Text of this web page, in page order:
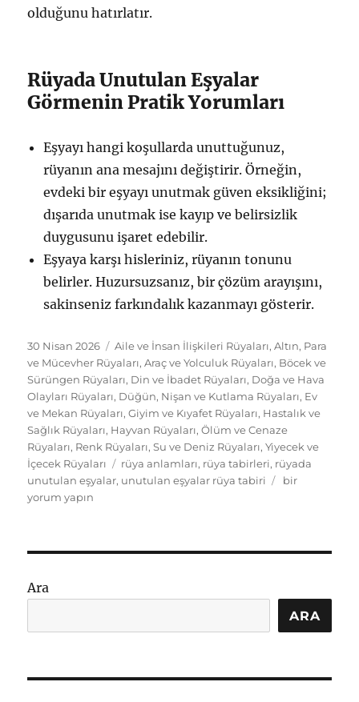
olduğunu hatırlatır.
Rüyada Unutulan Eşyalar
Görmenin Pratik Yorumları
Eşyayı hangi koşullarda unuttuğunuz,
rüyanın ana mesajını değiştirir. Örneğin,
evdeki bir eşyayı unutmak güven eksikliğini;
dışarıda unutmak ise kayıp ve belirsizlik
duygusunu işaret edebilir.
Eşyaya karşı hisleriniz, rüyanın tonunu
belirler. Huzursuzsanız, bir çözüm arayışını,
sakinseniz farkındalık kazanmayı gösterir.
Yayın
tarihi
30 Nisan 2026 Kategoriler
Aile ve İnsan İlişkileri Rüyaları,Altın, Para
ve Mücevher Rüyaları,Araç ve Yolculuk Rüyaları, Böcek ve
Sürüngen Rüyaları, Din ve İbadet Rüyaları, Doğa ve Hava
Olayları Rüyaları, Düğün, Nişan ve Kutlama Rüyaları, Ev
ve Mekan Rüyaları,Giyim ve Kıyafet Rüyaları, Hastalık ve
Sağlık Rüyaları, Hayvan Rüyaları,Ölüm ve Cenaze
Rüyaları, Renk Rüyaları,Su ve Deniz Rüyaları,Yiyecek ve
İçecek Rüyaları
Etiketler
rüya anlamları, rüya tabirleri, rüyada
unutulan eşyalar, unutulan eşyalar rüya tabiri
Rüyada
Tabirler
için
bir
yorum yapın
Ara
ARA